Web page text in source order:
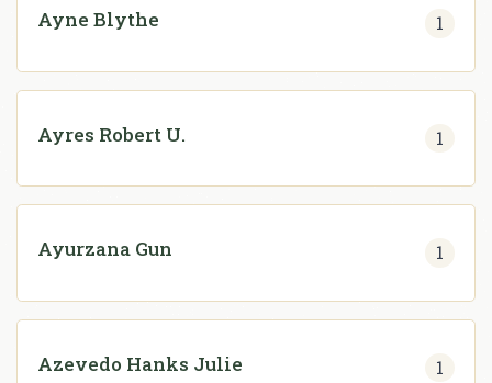
Ayne Blythe 1
Ayres Robert U. 1
Ayurzana Gun 1
Azevedo Hanks Julie 1